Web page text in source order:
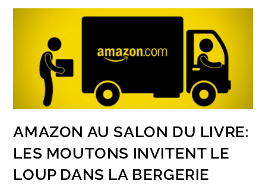
Post
AMAZON AU SALON DU LIVRE:
LES MOUTONS INVITENT LE
LOUP DANS LA BERGERIE